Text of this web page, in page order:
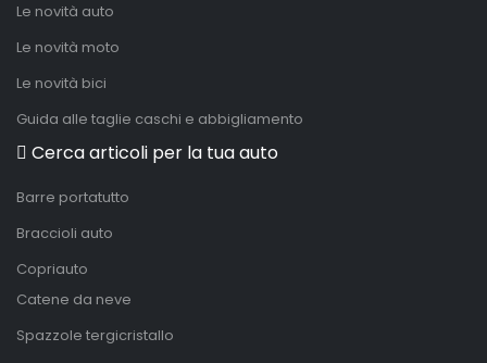
Le novità auto
Le novità moto
Le novità bici
Guida alle taglie caschi e abbigliamento
Cerca articoli per la tua auto
Barre portatutto
Braccioli auto
Copriauto
Catene da neve
Spazzole tergicristallo